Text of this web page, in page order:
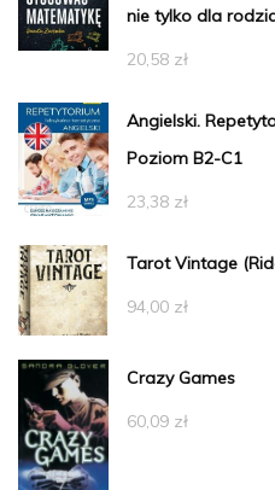
nie tylko dla
20,58 zł
Angielski.
Poziom B2-C1
23,38 zł
Tarot Vintage
94,00 zł
Crazy Games
60,09 zł